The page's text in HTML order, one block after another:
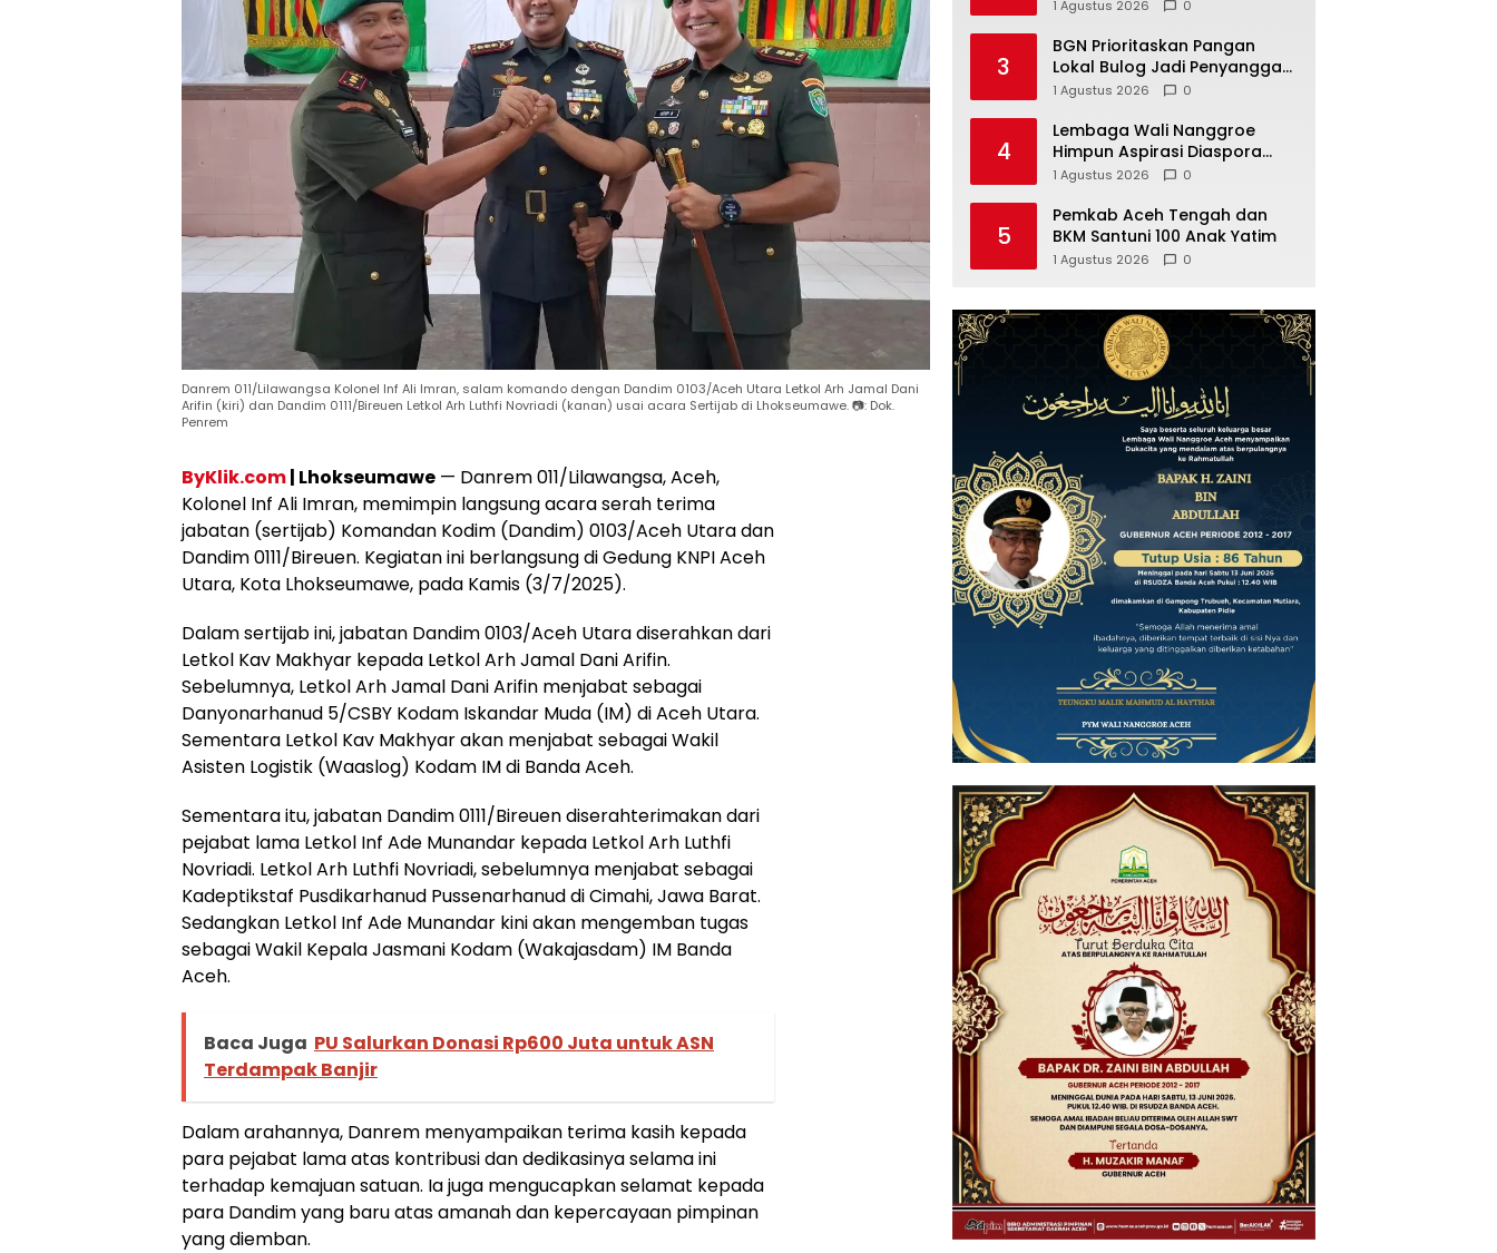
Danrem 011/Lilawangsa Kolonel Inf Ali Imran, salam komando dengan Dandim 0103/Aceh Utara Letkol Arh Jamal Dani
Arifin (kiri) dan Dandim 0111/Bireuen Letkol Arh Luthfi Novriadi (kanan) usai acara Sertijab di Lhokseumawe. 📷: Dok.
Penrem
ByKlik.com| Lhokseumawe — Danrem 011/Lilawangsa, Aceh,
Kolonel Inf Ali Imran, memimpin langsung acara serah terima
jabatan (sertijab) Komandan Kodim (Dandim) 0103/Aceh Utara dan
Dandim 0111/Bireuen. Kegiatan ini berlangsung di Gedung KNPI Aceh
Utara, Kota Lhokseumawe, pada Kamis (3/7/2025).
Dalam sertijab ini, jabatan Dandim 0103/Aceh Utara diserahkan dari
Letkol Kav Makhyar kepada Letkol Arh Jamal Dani Arifin.
Sebelumnya, Letkol Arh Jamal Dani Arifin menjabat sebagai
Danyonarhanud 5/CSBY Kodam Iskandar Muda (IM) di Aceh Utara.
Sementara Letkol Kav Makhyar akan menjabat sebagai Wakil
Asisten Logistik (Waaslog) Kodam IM di Banda Aceh.
Sementara itu, jabatan Dandim 0111/Bireuen diserahterimakan dari
pejabat lama Letkol Inf Ade Munandar kepada Letkol Arh Luthfi
Novriadi. Letkol Arh Luthfi Novriadi, sebelumnya menjabat sebagai
Kadeptikstaf Pusdikarhanud Pussenarhanud di Cimahi, Jawa Barat.
Sedangkan Letkol Inf Ade Munandar kini akan mengemban tugas
sebagai Wakil Kepala Jasmani Kodam (Wakajasdam) IM Banda
Aceh.
Baca Juga PU Salurkan Donasi Rp600 Juta untuk ASN
Terdampak Banjir
Dalam arahannya, Danrem menyampaikan terima kasih kepada
para pejabat lama atas kontribusi dan dedikasinya selama ini
terhadap kemajuan satuan. Ia juga mengucapkan selamat kepada
para Dandim yang baru atas amanah dan kepercayaan pimpinan
yang diemban.
1 Agustus 2026 0
3
BGN Prioritaskan Pangan
Lokal Bulog Jadi Penyangga
Pasokan Beras
1 Agustus 2026 0
4
Lembaga Wali Nanggroe
Himpun Aspirasi Diaspora
Aceh untuk Penguatan MoU
Hasilnya
1 Agustus 2026 0
5
Pemkab Aceh Tengah dan
BKM Santuni 100 Anak Yatim
1 Agustus 2026 0